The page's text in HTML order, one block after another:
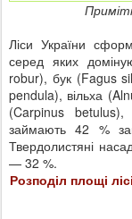
Ліси України
серед яких
robur), бук (Fagus
pendula), вільха
(Carpinus
займають 42 %
Твердолистяні
— 32 %.
Розподіл площі